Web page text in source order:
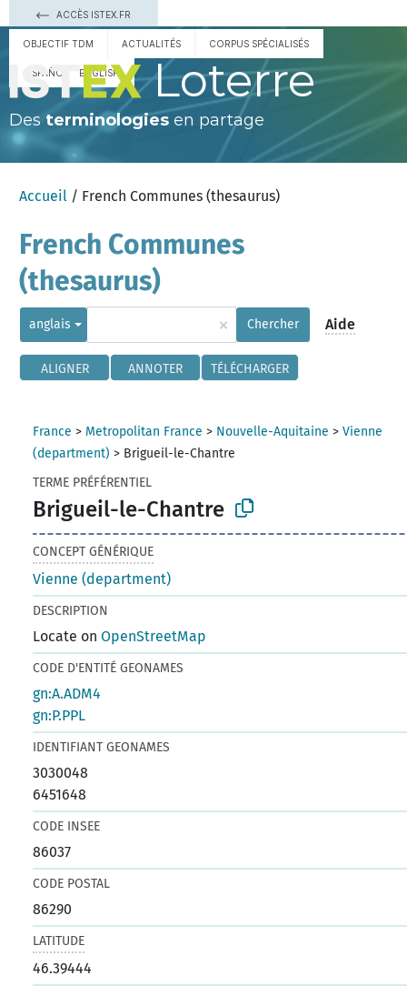
ACCÈS ISTEX.FR
OBJECTIF TDM ACTUALITÉS CORPUS SPÉCIALISÉS
ESPAÑOL ENGLISH Loterre
Des terminologies en partage
Accueil / French Communes (thesaurus)
French Communes
(thesaurus)
anglais × Chercher Aide
ALIGNER ANNOTER TÉLÉCHARGER
France > Metropolitan France > Nouvelle-Aquitaine >Vienne
(department) > Brigueil-le-Chantre
TERME PRÉFÉRENTIEL
Brigueil-le-Chantre
CONCEPT GÉNÉRIQUE
Vienne (department)
DESCRIPTION
Locate onOpenStreetMap
CODE D'ENTITÉ GEONAMES
gn:A.ADM4
gn:P.PPL
IDENTIFIANT GEONAMES
3030048
6451648
CODE INSEE
86037
CODE POSTAL
86290
LATITUDE
46.39444